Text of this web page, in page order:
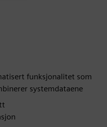
funksjonalitet som
systemdataene